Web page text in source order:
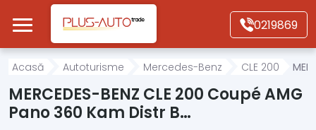
Mergi direct la conținutul principal
0219869
Acasă
Autoturisme
Acasă Autoturisme Mercedes-Benz CLE 200
MERCEDES-BENZ CLE 200 Coupé AMG
Pano 360 Kam Distr B…